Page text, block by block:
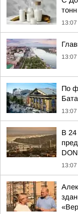
13:07
13:07
По
13:07
В 24
13:07